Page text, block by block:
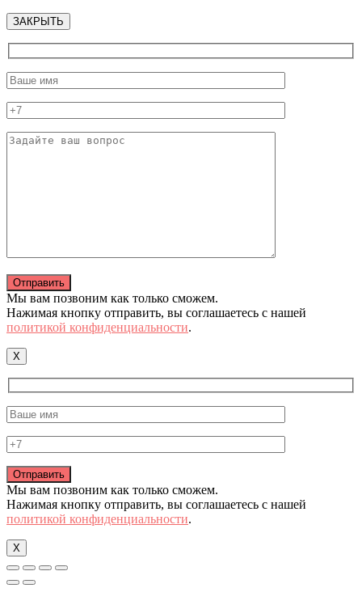
ЗАКРЫТЬ
Мы вам позвоним как только сможем.
Нажимая кнопку отправить, вы соглашаетесь с нашей
политикой конфиденциальности.
X
Мы вам позвоним как только сможем.
Нажимая кнопку отправить, вы соглашаетесь с нашей
политикой конфиденциальности.
X